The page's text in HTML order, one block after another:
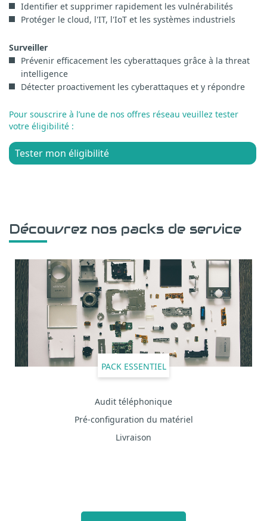
Identifier et supprimer rapidement les vulnérabilités
Protéger le cloud, l'IT, l'IoT et les systèmes industriels
Surveiller
Prévenir efficacement les cyberattaques grâce à la threat
intelligence
Détecter proactivement les cyberattaques et y répondre
Pour souscrire à l’une de nos offres réseau veuillez tester
votre éligibilité :
Tester mon éligibilité
Découvrez nos packs de service
PACK ESSENTIEL
Audit téléphonique
Pré-configuration du matériel
Livraison